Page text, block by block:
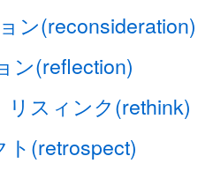
ン(reconsideration)
ン(reflection)
リスィンク(rethink)
ト(retrospect)